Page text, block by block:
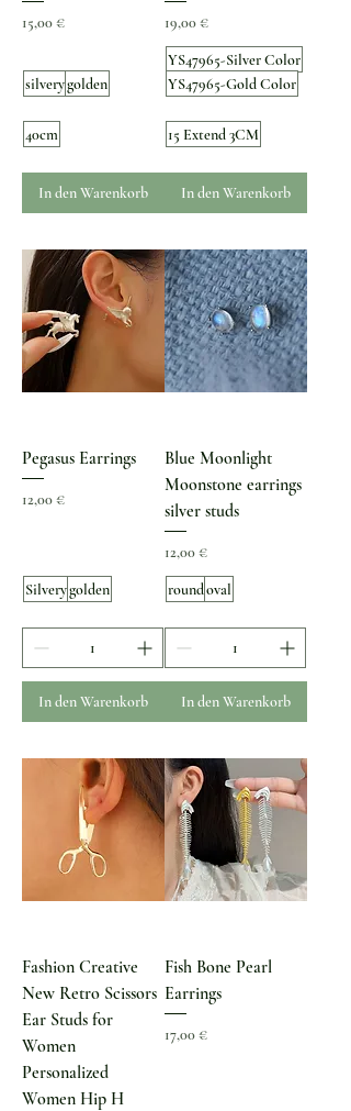
Preis
15,00 €
silverygolden
40cm
In den Warenkorb
Preis
19,00 €
YS47965-Silver Color
YS47965-Gold Color
15 Extend 3CM
In den Warenkorb
Pegasus Earrings
Preis
12,00 €
Silverygolden
In den Warenkorb
Blue Moonlight
Moonstone earrings
silver studs
Preis
12,00 €
roundoval
In den Warenkorb
Fashion Creative
New Retro Scissors
Ear Studs for
Women
Personalized
Women Hip H
Fish Bone Pearl
Earrings
Preis
17,00 €